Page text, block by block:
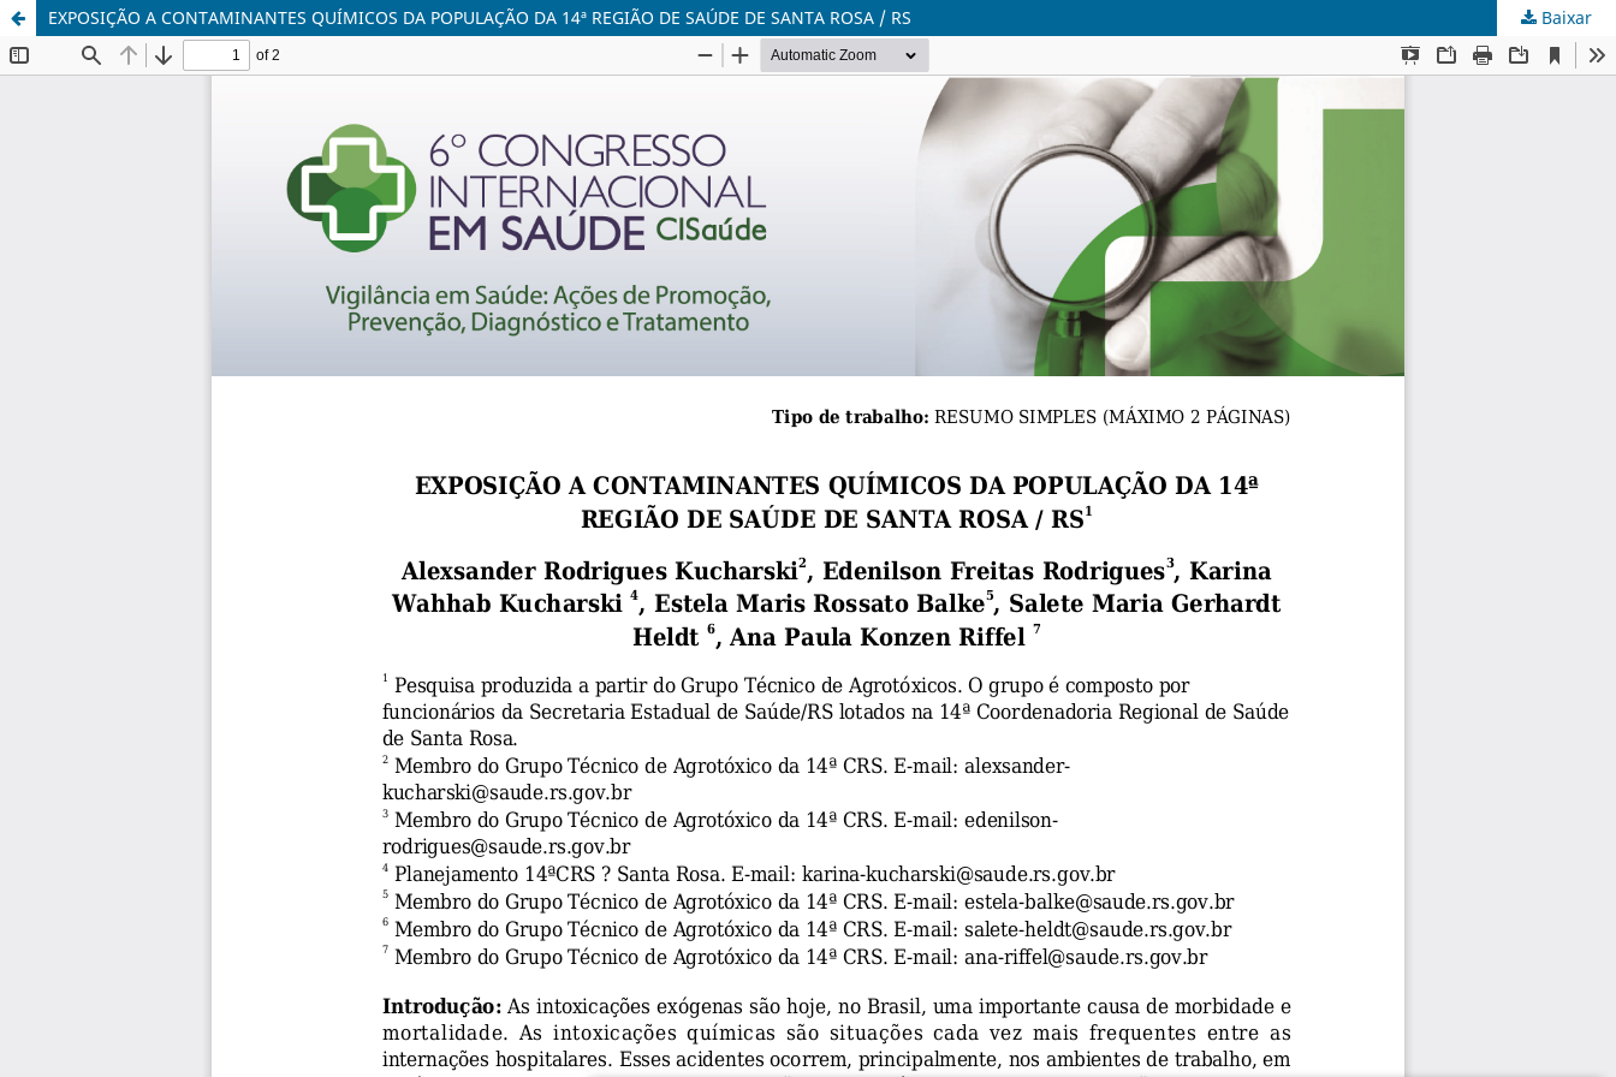
EXPOSIÇÃO A CONTAMINANTES QUÍMICOS DA POPULAÇÃO DA 14ª REGIÃO DE SAÚDE DE SANTA ROSA / RS Baixar